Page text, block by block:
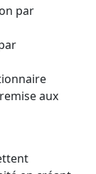
par
aux